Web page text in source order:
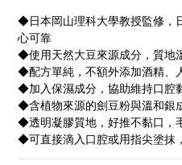
◆日本岡山理科大學教授監修，
心可靠
◆使用天然大豆來源成分，質地
◆配方單純，不額外添加酒精、
◆加入保濕成分，協助維持口腔
◆含植物來源的劍豆粉與溫和銀
◆透明凝膠質地，好推不黏口，
◆可直接滴入口腔或用指尖塗抹